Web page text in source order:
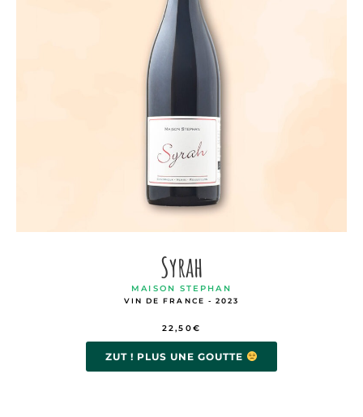
Syrah
MAISON STEPHAN
VIN DE FRANCE - 2023
22,50€
ZUT ! PLUS UNE GOUTTE